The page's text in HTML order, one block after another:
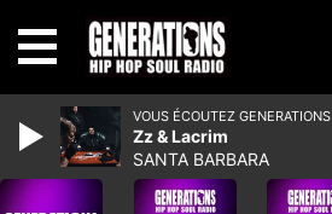
VOUS ÉCOUTEZ GENERATIONS
Zz & Lacrim
SANTA BARBARA